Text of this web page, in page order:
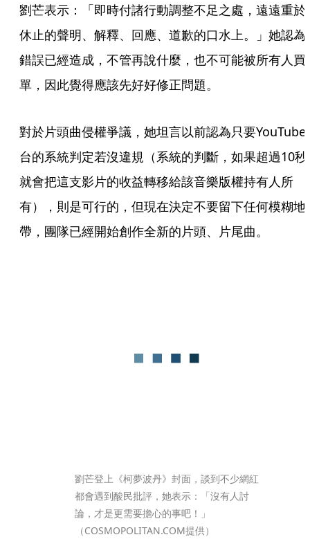
劉芒表示：「即時付諸行動調整不足之處，遠遠重於
休止的聲明、解釋、回應、道歉的口水上。」她認為
錯誤已經造成，不管再說什麼，也不可能被所有人買
單，因此覺得應該先好好修正問題。
對於片頭曲侵權爭議，她坦言以前認為只要YouTube
台的系統判定若沒違規（系統的判斷，如果超過10秒
就會把這支影片的收益轉移給該音樂版權持有人所
有），則是可行的，但現在決定不要留下任何模糊地
帶，團隊已經開始創作全新的片頭、片尾曲。
劉芒登上《柯夢波丹》封面，談到不少網紅
都會遇到酸民批評，她表示：「沒有人討
論，才是更需要擔心的事吧！」
（COSMOPOLITAN.COM提供）